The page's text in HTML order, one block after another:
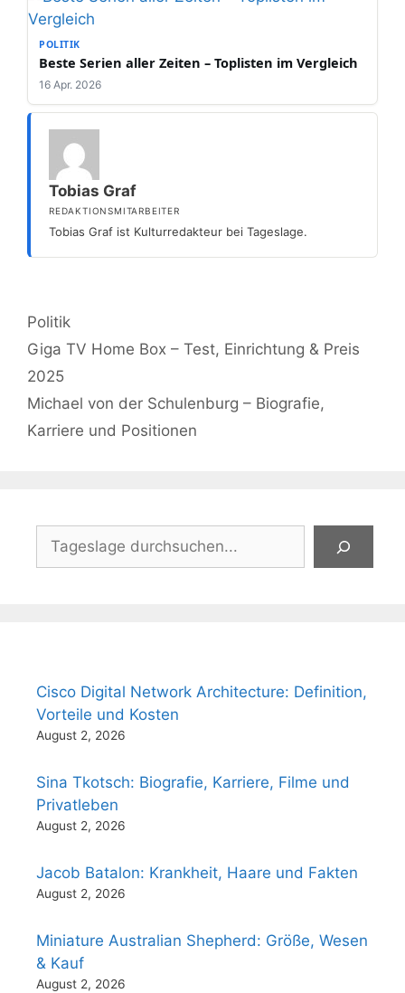
POLITIK
Beste Serien aller Zeiten – Toplisten im Vergleich
16 Apr. 2026
Tobias Graf
REDAKTIONSMITARBEITER
Tobias Graf ist Kulturredakteur bei Tageslage.
Kategorien
Politik
Giga TV Home Box – Test, Einrichtung & Preis
2025
Michael von der Schulenburg – Biografie,
Karriere und Positionen
Suchen
Cisco Digital Network Architecture: Definition,
Vorteile und Kosten
August 2, 2026
Sina Tkotsch: Biografie, Karriere, Filme und
Privatleben
August 2, 2026
Jacob Batalon: Krankheit, Haare und Fakten
August 2, 2026
Miniature Australian Shepherd: Größe, Wesen
& Kauf
August 2, 2026